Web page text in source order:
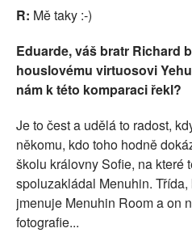
R: Mě taky :-)
Eduarde, váš bratr Richard
houslovému virtuosovi
nám k této komparaci řekl?
Je to čest a udělá to radost,
někomu, kdo toho hodně
školu královny Sofie, na které
spoluzakládal Menuhin.
jmenuje Menuhin Room a on
fotografie...